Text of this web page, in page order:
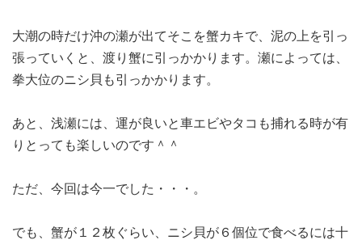
大潮の時だけ沖の瀬が出てそこを蟹カキで、泥の上を引っ
張っていくと、渡り蟹に引っかかります。瀬によっては、
拳大位のニシ貝も引っかかります。
あと、浅瀬には、運が良いと車エビやタコも捕れる時が有
りとっても楽しいのです＾＾
ただ、今回は今一でした・・・。
でも、蟹が１２枚ぐらい、ニシ貝が６個位で食べるには十